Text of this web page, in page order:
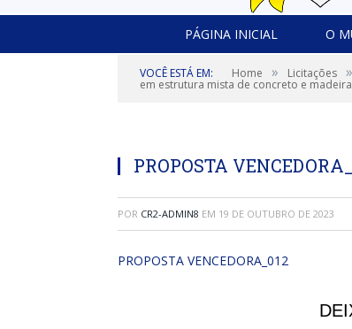
PÁGINA INICIAL O
VOCÊ ESTÁ EM: Home » Licitações »
em estrutura mista de concreto e
PROPOSTA
POR CR2-ADMIN8 EM 19 DE OUTUBRO DE 2023
PROPOSTA VENCEDORA_012